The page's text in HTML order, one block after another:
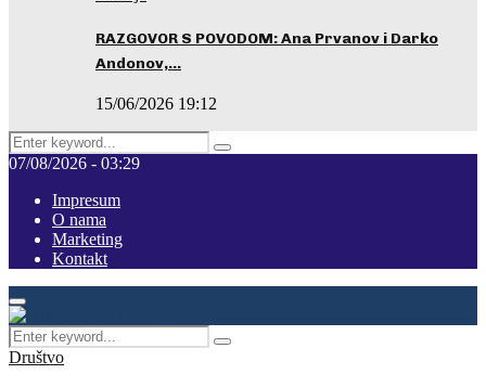
RAZGOVOR S POVODOM: Ana Prvanov i Darko
Andonov,…
15/06/2026 19:12
Search
for:
Pretraga
07/08/2026 - 03:29
Impresum
O nama
Marketing
Kontakt
Facebook
Instagram
Youtube
Primary
Menu
Search
for:
Pretraga
Društvo